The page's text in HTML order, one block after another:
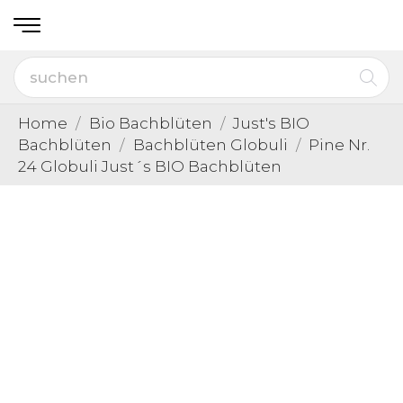
Home Bio Bachblüten
Just's BIO
Bachblüten
Bachblüten Globuli
Pine Nr.
24 Globuli Just´s BIO Bachblüten